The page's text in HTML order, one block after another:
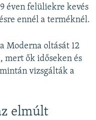
éven felüliekre kevés
ennél a terméknél.
Moderna oltását 12
ők időseken és
vizsgálták a
elmúlt